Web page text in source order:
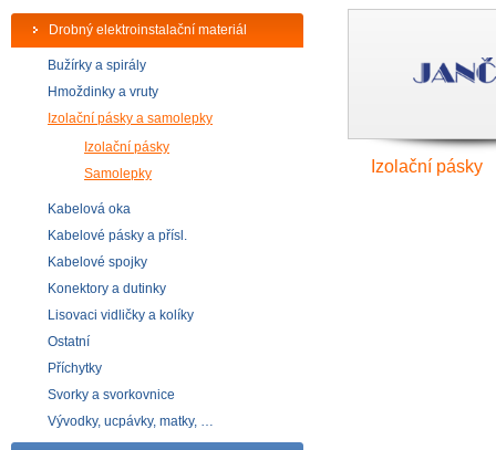
Drobný elektroinstalační materiál
Bužírky a spirály
Hmoždinky a vruty
Izolační pásky a samolepky
Izolační pásky
Samolepky
Kabelová oka
Kabelové pásky a přísl.
Kabelové spojky
Konektory a dutinky
Lisovaci vidličky a kolíky
Ostatní
Příchytky
Svorky a svorkovnice
Vývodky, ucpávky, matky, …
Izolační pásky